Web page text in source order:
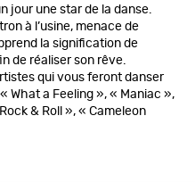
jour une star de la danse.
à l’usine, menace de
la signification de
de réaliser son rêve.
qui vous feront danser
What a Feeling », « Maniac »,
& Roll », « Cameleon